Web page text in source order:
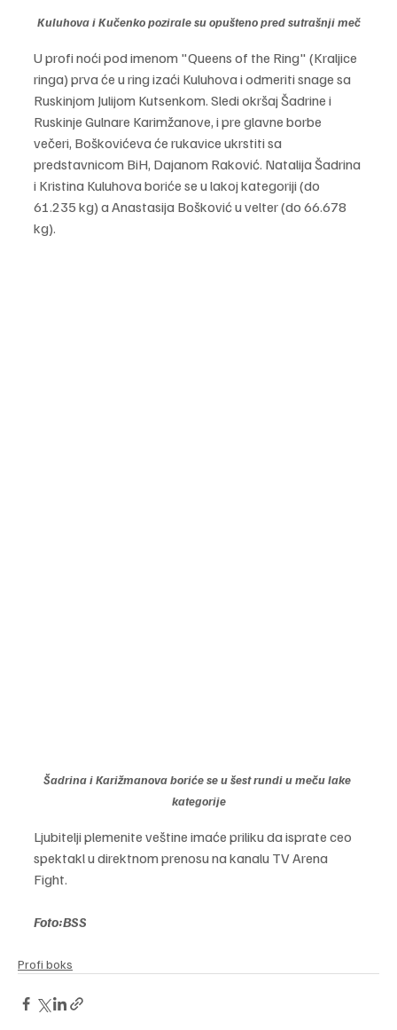
Kuluhova i Kučenko pozirale su opušteno pred sutrašnji meč
U profi noći pod imenom "Queens of the Ring" (Kraljice
ringa) prva će u ring izaći Kuluhova i odmeriti snage sa
Ruskinjom Julijom Kutsenkom. Sledi okršaj Šadrine i
Ruskinje Gulnare Karimžanove, i pre glavne borbe
večeri, Boškovićeva će rukavice ukrstiti sa
predstavnicom BiH, Dajanom Raković. Natalija Šadrina
i Kristina Kuluhova boriće se u lakoj kategoriji (do
61.235 kg) a Anastasija Bošković u velter (do 66.678
kg).
Šadrina i Karižmanova boriće se u šest rundi u meču lake
kategorije
Ljubitelji plemenite veštine imaće priliku da isprate ceo
spektakl u direktnom prenosu na kanalu TV Arena
Fight.
Foto:BSS
Profi boks